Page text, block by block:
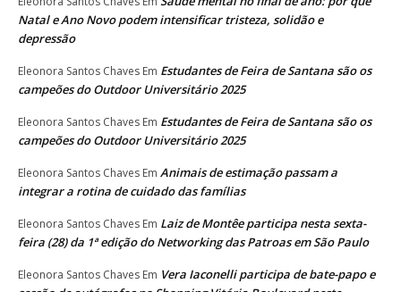
Natal e Ano Novo podem intensificar tristeza, solidão e
depressão
Eleonora Santos Chaves Em Estudantes de Feira de Santana são os
campeões do Outdoor Universitário 2025
Eleonora Santos Chaves Em Estudantes de Feira de Santana são os
campeões do Outdoor Universitário 2025
Eleonora Santos Chaves Em Animais de estimação passam a
integrar a rotina de cuidado das famílias
Eleonora Santos Chaves Em Laiz de Montêe participa nesta sexta-
feira (28) da 1ª edição do Networking das Patroas em São Paulo
Eleonora Santos Chaves Em Vera Iaconelli participa de bate-papo e